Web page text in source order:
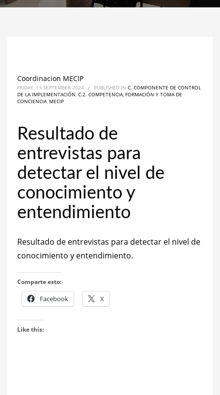
Coordinacion MECIP
FRIDAY, 13 SEPTEMBER 2024 / PUBLISHED IN C. COMPONENTE DE CONTROL
DE LA IMPLEMENTACIÓN C.2. COMPETENCIA, FORMACIÓN Y TOMA DE
CONCIENCIA MECIP
Resultado de
entrevistas para
detectar el nivel de
conocimiento y
entendimiento
Resultado de entrevistas para detectar el nivel de
conocimiento y entendimiento.
Comparte esto:
Facebook X
Like this: